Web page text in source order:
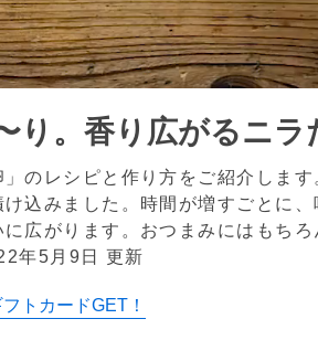
り。香り広がるニラ
」のレシピと作り方をご紹介しま
込みました。時間が増すごとに
広がります。おつまみにはもち
年5月9日 更新
トカードGET！